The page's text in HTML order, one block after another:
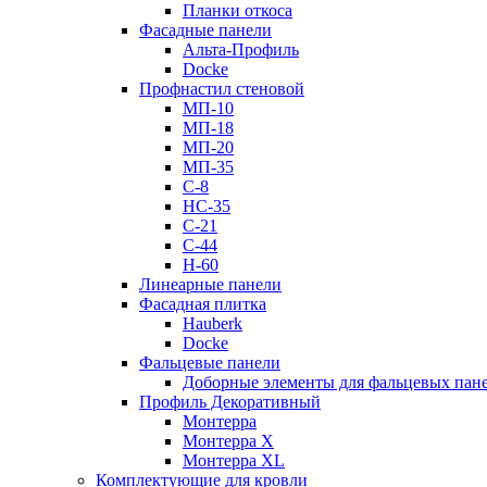
Планки откоса
Фасадные панели
Альта-Профиль
Docke
Профнастил стеновой
МП-10
МП-18
МП-20
МП-35
С-8
НС-35
С-21
С-44
Н-60
Линеарные панели
Фасадная плитка
Hauberk
Docke
Фальцевые панели
Доборные элементы для фальцевых
Профиль Декоративный
Монтерра
Монтерра X
Монтерра XL
Комплектующие для кровли